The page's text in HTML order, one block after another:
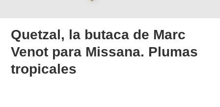
Quetzal, la butaca de Marc
Venot para Missana. Plumas
tropicales